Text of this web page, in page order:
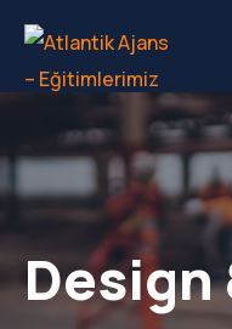
Design